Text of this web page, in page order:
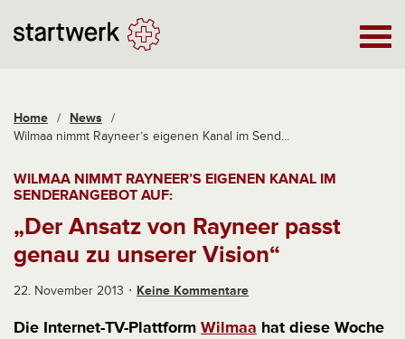
Home / News /
Wilmaa nimmt Rayneer’s eigenen Kanal im Send...
WILMAA NIMMT RAYNEER’S EIGENEN KANAL IM
SENDERANGEBOT AUF:
„Der Ansatz von Rayneer passt
genau zu unserer Vision“
22. November 2013 Keine Kommentare
Die Internet-TV-Plattform Wilmaa hat diese Woche